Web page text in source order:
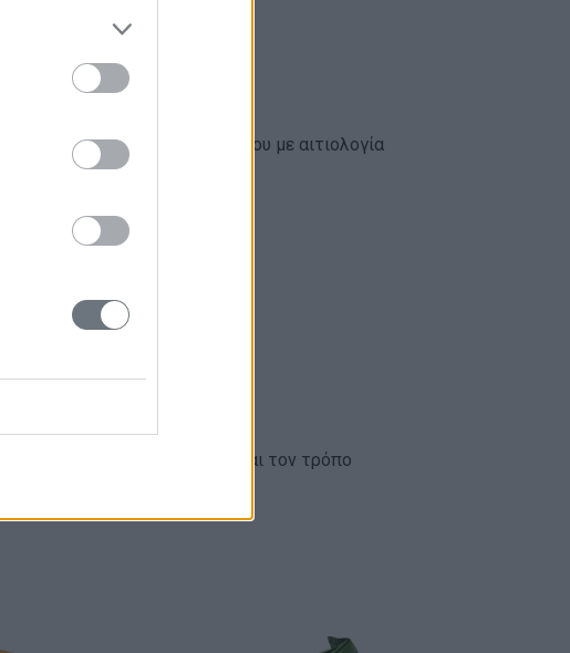
λογαριασμούς του συλλόγου με αιτιολογία
ή τα πακέτα που διαλέγετε και τον τρόπο